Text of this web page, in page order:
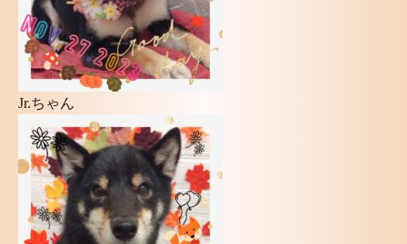
Jr.ちゃん